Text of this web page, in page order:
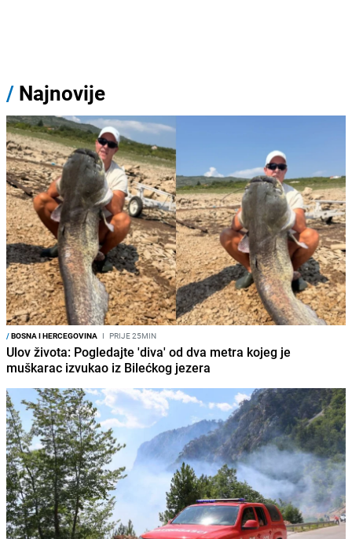
/ Najnovije
/BOSNA I HERCEGOVINA I PRIJE 25MIN
Ulov života: Pogledajte 'diva' od dva metra kojeg je
muškarac izvukao iz Bilećkog jezera